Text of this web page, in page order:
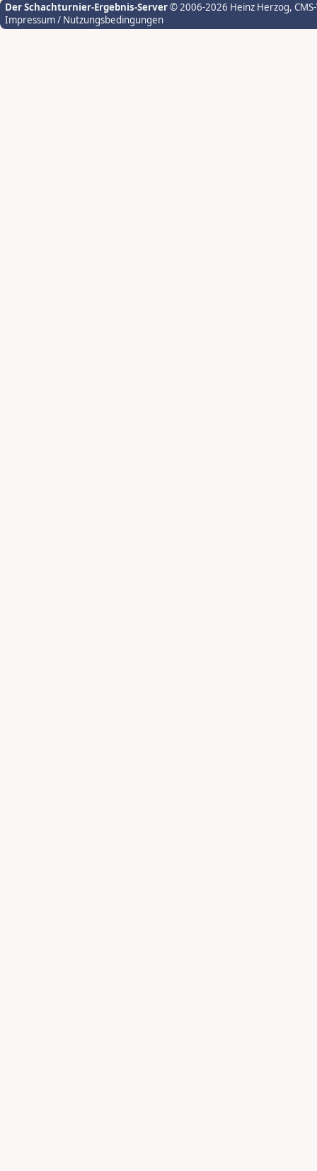
Der Schachturnier-Ergebnis-Server© 2006-2026 Heinz Herzog,
Impressum / Nutzungsbedingungen